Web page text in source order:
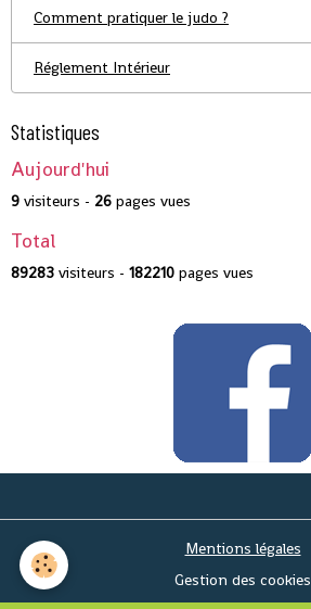
Comment pratiquer le judo ?
Réglement Intérieur
Statistiques
Aujourd'hui
9 visiteurs - 26 pages vues
Total
89283 visiteurs - 182210 pages vues
Mentions légales
Gestion des cookies